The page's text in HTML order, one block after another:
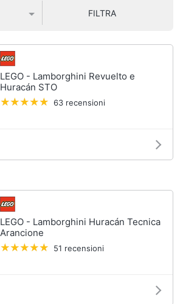
FILTRA
LEGO - Lamborghini Revuelto e
Huracán STO
63 recensioni
LEGO - Lamborghini Huracán Tecnica
Arancione
51 recensioni